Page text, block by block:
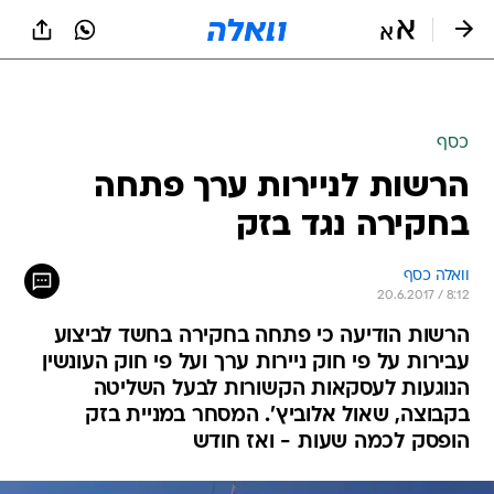
כסף
הרשות לניירות ערך פתחה
בחקירה נגד בזק
וואלה כסף
20.6.2017 / 8:12
הרשות הודיעה כי פתחה בחקירה בחשד לביצוע
עבירות על פי חוק ניירות ערך ועל פי חוק העונשין
הנוגעות לעסקאות הקשורות לבעל השליטה
בקבוצה, שאול אלוביץ'. המסחר במניית בזק
הופסק לכמה שעות - ואז חודש